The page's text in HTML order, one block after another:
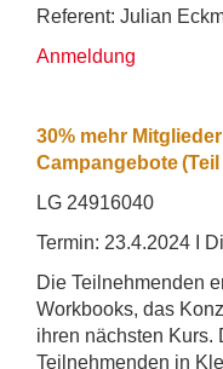
Referent: Julian
Anmeldung
30% mehr
Campangebote (Teil
LG 24916040
Termin: 23.4.2024 I
Die Teilnehmenden
Workbooks, das
ihren nächsten Kurs.
Teilnehmenden in